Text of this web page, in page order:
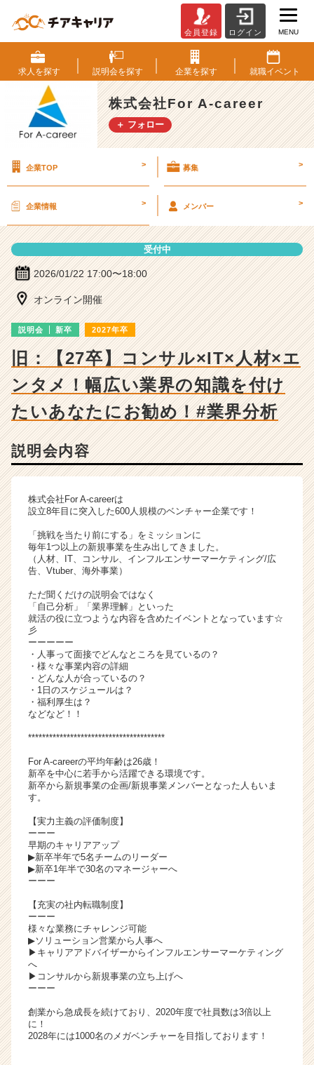
式
会
社
F
o
r
a
e
r
の
説
細
ベ
ン
チ
ャ
ー・
企
業
か
ら
カ
ウ
ト
届
く
就
サ
イ
ト
リ
ア
（C
e
r
C
e
r）
会員登録 ログイン MENU
求人を探す 説明会を探す 企業を探す 就職イベント
株式会社For A-career
＋ フォロー
企業TOP > 募集 >
企業情報 > メンバー >
受付中
2026/01/22 17:00〜18:00
オンライン開催
説明会 新卒 2027年卒
旧：【27卒】コンサル×IT×人材×エ
ンタメ！幅広い業界の知識を付け
たいあなたにお勧め！#業界分析
説明会内容
株式会社For A-careerは
設立8年目に突入した600人規模のベンチャー企業です！
「挑戦を当たり前にする」をミッションに
毎年1つ以上の新規事業を生み出してきました。
（人材、IT、コンサル、インフルエンサーマーケティング/広
告、Vtuber、海外事業）
ただ聞くだけの説明会ではなく
「自己分析」「業界理解」といった
就活の役に立つような内容を含めたイベントとなっています☆
彡
ーーーーー
・人事って面接でどんなところを見ているの？
・様々な事業内容の詳細
・どんな人が合っているの？
・1日のスケジュールは？
・福利厚生は？
などなど！！
***************************************
For A-careerの平均年齢は26歳！
新卒を中心に若手から活躍できる環境です。
新卒から新規事業の企画/新規事業メンバーとなった人もいま
す。
【実力主義の評価制度】
ーーー
早期のキャリアアップ
▶新卒半年で5名チームのリーダー
▶新卒1年半で30名のマネージャーへ
ーーー
【充実の社内転職制度】
ーーー
様々な業務にチャレンジ可能
▶ソリューション営業から人事へ
▶キャリアアドバイザーからインフルエンサーマーケティング
へ
▶コンサルから新規事業の立ち上げへ
ーーー
創業から急成長を続けており、2020年度で社員数は3倍以上
に！
2028年には1000名のメガベンチャーを目指しております！